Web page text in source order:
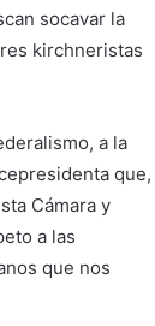
socavar la
kirchneristas
a la
que,
Cámara y
a las
que nos